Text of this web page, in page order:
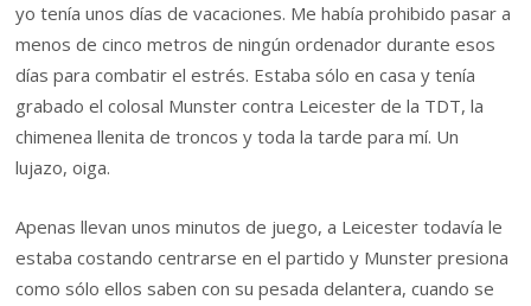
yo tenía unos días de vacaciones. Me había prohibido pasar a
menos de cinco metros de ningún ordenador durante esos
días para combatir el estrés. Estaba sólo en casa y tenía
grabado el colosal Munster contra Leicester de la TDT, la
chimenea llenita de troncos y toda la tarde para mí. Un
lujazo, oiga.
Apenas llevan unos minutos de juego, a Leicester todavía le
estaba costando centrarse en el partido y Munster presiona
como sólo ellos saben con su pesada delantera, cuando se